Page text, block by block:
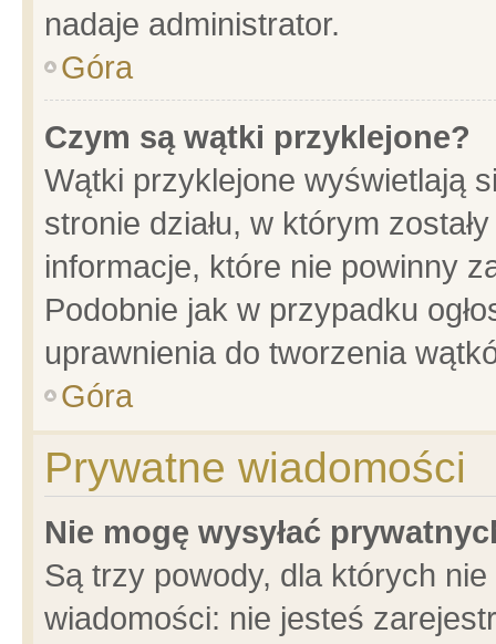
nadaje administrator.
Góra
Czym są wątki przyklejone?
Wątki przyklejone wyświetlają
stronie działu, w którym
informacje, które nie powinny
Podobnie jak w przypadku
uprawnienia do tworzenia
Góra
Prywatne wiadomości
Nie mogę wysyłać
Są trzy powody, dla których
wiadomości: nie jesteś